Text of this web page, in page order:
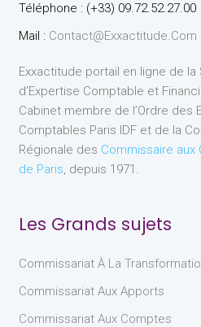
Téléphone : (+33) 09.72.52.27.00
Mail : Contact@exxactitude.com
Exxactitude portail en ligne de
d’Expertise Comptable et
Cabinet membre de l’Ordre des
Comptables Paris IDF et de la
Régionale des Commissaire aux
de Paris, depuis 1971.
Les Grands sujets
Commissariat À La
Commissariat Aux Apports
Commissariat Aux Comptes